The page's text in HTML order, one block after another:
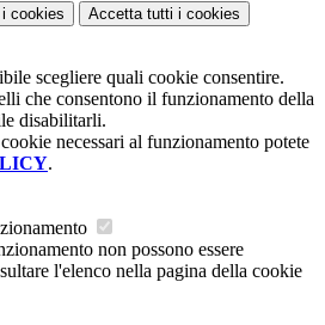
i cookies Accetta tutti i cookies
scegliere quali cookie consentire.
che consentono il funzionamento della
disabilitarli.
necessari al funzionamento potete
.
non possono essere
l'elenco nella pagina della cookie